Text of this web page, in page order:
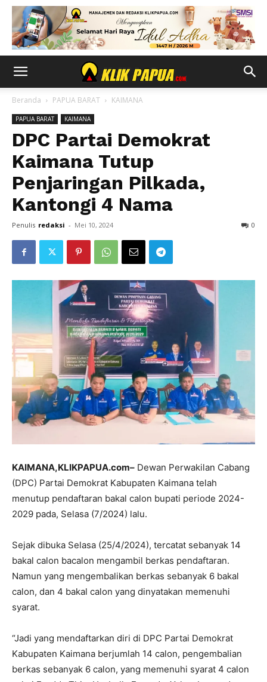
Beranda PAPUA BARAT KAIMANA
PAPUA BARAT KAIMANA
DPC Partai Demokrat
Kaimana Tutup
Penjaringan Pilkada,
Kantongi 4 Nama
Penulis redaksi - Mei 10, 2024 0
KAIMANA,KLIKPAPUA.com– Dewan Perwakilan Cabang
(DPC) Partai Demokrat Kabupaten Kaimana telah
menutup pendaftaran bakal calon bupati periode 2024-
2029 pada, Selasa (7/2024) lalu.
Sejak dibuka Selasa (25/4/2024), tercatat sebanyak 14
bakal calon bacalon mengambil berkas pendaftaran.
Namun yang mengembalikan berkas sebanyak 6 bakal
calon, dan 4 bakal calon yang dinyatakan memenuhi
syarat.
“Jadi yang mendaftarkan diri di DPC Partai Demokrat
Kabupaten Kaimana berjumlah 14 calon, pengembalian
berkas sebanyak 6 calon, yang memenuhi syarat 4 calon